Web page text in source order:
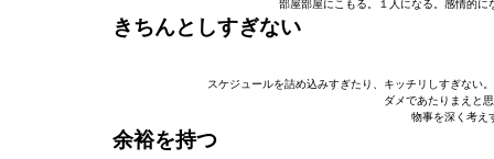
部屋部屋にこもる。１人になる。感情的
きちんとしすぎない
スケジュールを詰め込みすぎたり、キッチリしすぎない
ダメであたりまえと
物事を深く考え
余裕を持つ